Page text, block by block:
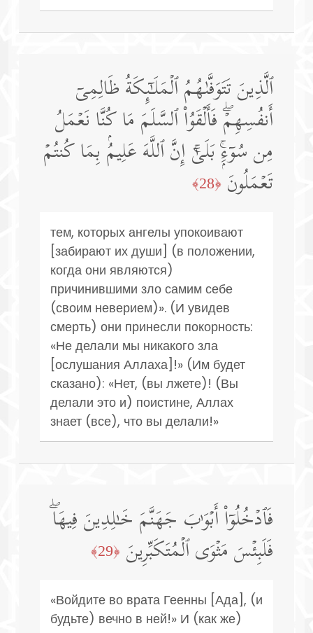
ٱلَّذِینَ تَتَوَفَّىٰهُمُ ٱلۡمَلَـٰۤىِٕكَةُ ظَالِمِیۤ
أَنفُسِهِمۡۖ فَأَلۡقَوُا۟ ٱلسَّلَمَ مَا كُنَّا نَعۡمَلُ
مِن سُوۤءِۭۚ بَلَىٰۤۚ إِنَّ ٱللَّهَ عَلِیمُۢ بِمَا كُنتُمۡ
تَعۡمَلُونَ ﴿28﴾
тем, которых ангелы упокоивают
[забирают их души] (в положении,
когда они являются)
причинившими зло самим себе
(своим неверием)». (И увидев
смерть) они принесли покорность:
«Не делали мы никакого зла
[ослушания Аллаха]!» (Им будет
сказано): «Нет, (вы лжете)! (Вы
делали это и) поистине, Аллах
знает (все), что вы делали!»
فَٱدۡخُلُوۤا۟ أَبۡوَ ٰ⁠بَ جَهَنَّمَ خَـٰلِدِینَ فِیهَاۖ
فَلَبِئۡسَ مَثۡوَى ٱلۡمُتَكَبِّرِینَ ﴿29﴾
«Войдите во врата Геенны [Ада], (и
будьте) вечно в ней!» И (как же)